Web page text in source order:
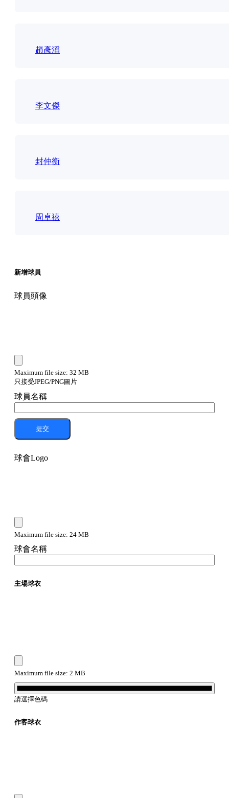
趙彥滔
李文傑
封仲衡
周卓禧
新增球員
球員頭像
Maximum file size: 32 MB
只接受JPEG/PNG圖片
球員名稱
提交
球會Logo
Maximum file size: 24 MB
球會名稱
主場球衣
Maximum file size: 2 MB
請選擇色碼
作客球衣